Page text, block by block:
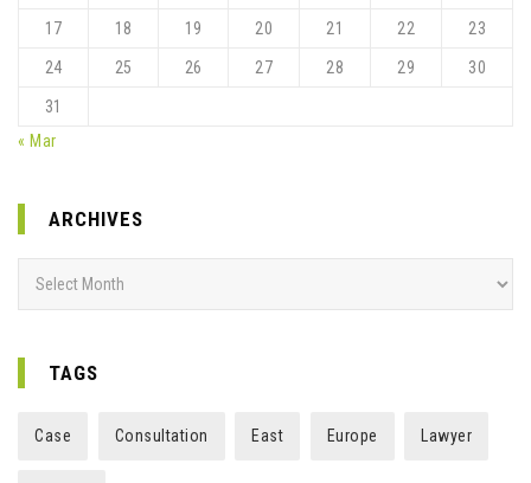
17 18 19 20 21 22 23
24 25 26 27 28 29 30
31
« Mar
ARCHIVES
TAGS
Case Consultation East Europe Lawyer